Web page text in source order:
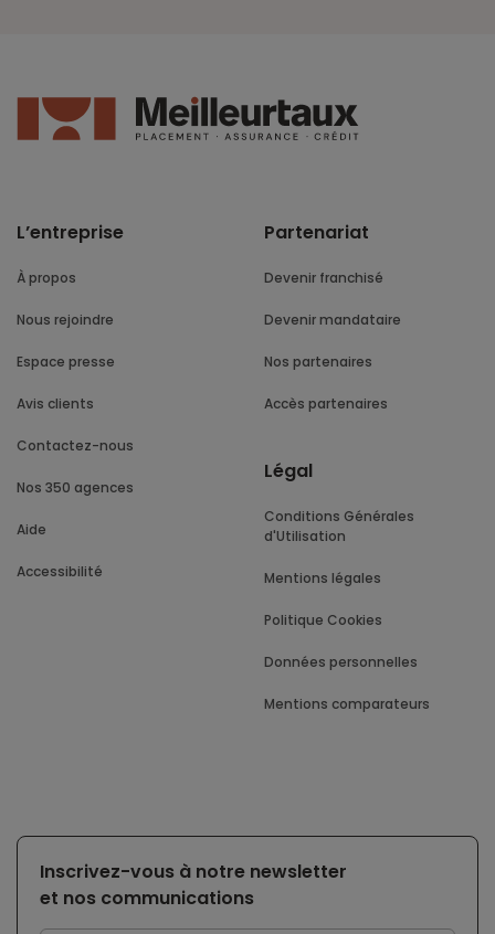
L’entreprise
À propos
Nous rejoindre
Espace presse
Avis clients
Contactez-nous
Nos 350 agences
Aide
Accessibilité
Partenariat
Devenir franchisé
Devenir mandataire
Nos partenaires
Accès partenaires
Légal
Conditions Générales
d'Utilisation
Mentions légales
Politique Cookies
Données personnelles
Mentions comparateurs
Inscrivez-vous à notre newsletter
et nos communications